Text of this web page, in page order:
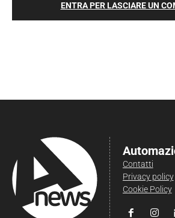
ENTRA PER LASCIARE UN
Contatti
Privacy policy
Cookie Policy